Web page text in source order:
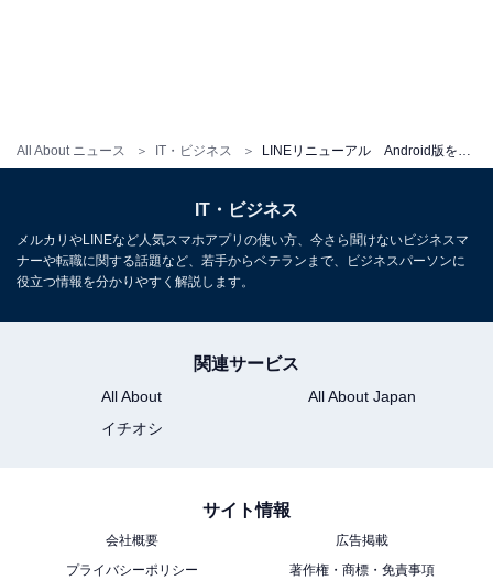
All About ニュース IT・ビジネス
IT・ビジネス
メルカリやLINEなど人気スマホアプリの使い方、今さら聞けないビジネスマ
ナーや転職に関する話題など、若手からベテランまで、ビジネスパーソンに
役立つ情報を分かりやすく解説します。
関連サービス
All About
All About Japan
イチオシ
サイト情報
会社概要
広告掲載
プライバシーポリシー
著作権・商標・免責事項